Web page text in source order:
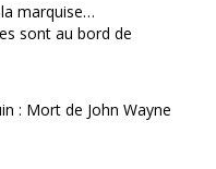
marquise…
sont au bord de
: Mort de John Wayne